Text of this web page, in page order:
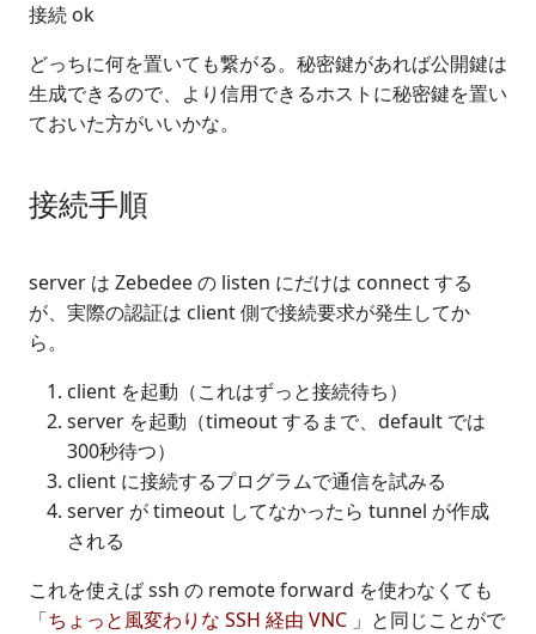
接続 ok
どっちに何を置いても繋がる。秘密鍵があれば公開鍵は
生成できるので、より信用できるホストに秘密鍵を置い
ておいた方がいいかな。
接続手順
server は Zebedee の listen にだけは connect する
が、実際の認証は client 側で接続要求が発生してか
ら。
client を起動（これはずっと接続待ち）
server を起動（timeout するまで、default では
300秒待つ）
client に接続するプログラムで通信を試みる
server が timeout してなかったら tunnel が作成
される
これを使えば ssh の remote forward を使わなくても
「ちょっと風変わりな SSH 経由 VNC 」と同じことがで